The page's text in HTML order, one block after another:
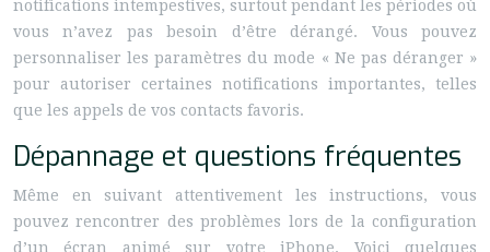
notifications intempestives, surtout pendant les périodes où
vous n’avez pas besoin d’être dérangé. Vous pouvez
personnaliser les paramètres du mode « Ne pas déranger »
pour autoriser certaines notifications importantes, telles
que les appels de vos contacts favoris.
Dépannage et questions fréquentes
Même en suivant attentivement les instructions, vous
pouvez rencontrer des problèmes lors de la configuration
d’un écran animé sur votre iPhone. Voici quelques